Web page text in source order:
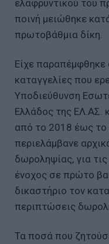
ελαφρυντικού του
ποινή μειώθηκε
πρωτοβάθμια δίκη.
Είχε
καταγγελίες που
Υποδιεύθυνση
Ελλάδος της ΕΛ.ΑΣ.
από το 2018 έως το
περιελάμβανε
δωροληψίας, για
ένοχος σε πρώτο
δικαστήριο τον
περιπτώσεις
Τα ποσά που